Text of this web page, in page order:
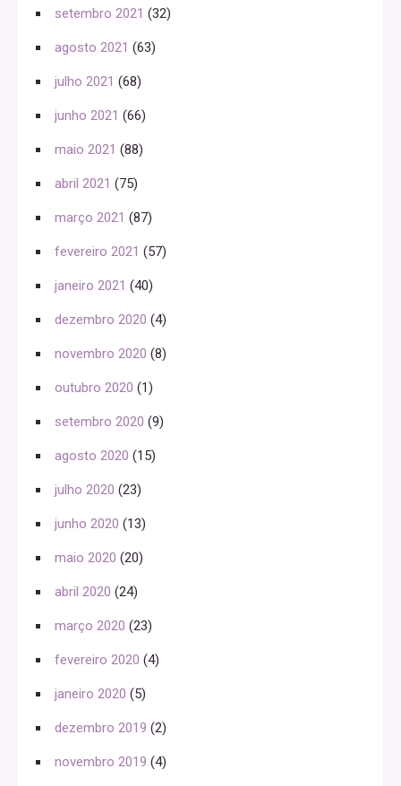
setembro 2021 (32)
agosto 2021 (63)
julho 2021 (68)
junho 2021 (66)
maio 2021 (88)
abril 2021 (75)
março 2021 (87)
fevereiro 2021 (57)
janeiro 2021 (40)
dezembro 2020 (4)
novembro 2020 (8)
outubro 2020 (1)
setembro 2020 (9)
agosto 2020 (15)
julho 2020 (23)
junho 2020 (13)
maio 2020 (20)
abril 2020 (24)
março 2020 (23)
fevereiro 2020 (4)
janeiro 2020 (5)
dezembro 2019 (2)
novembro 2019 (4)